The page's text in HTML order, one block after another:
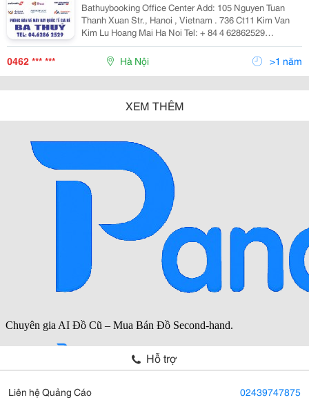
Bathuybooking Office Center Add: 105 Nguyen Tuan
Thanh Xuan Str., Hanoi , Vietnam . 736 Ct11 Kim Van
Kim Lu Hoang Mai Ha Noi Tel: + 84 4 62862529
/62862500 Fax: +84 4 62862529 Cell Phone: + 84
972.958.782 + 84 982.419.779 Email: Phongv
0462 *** *** Hà Nội >1 năm
XEM THÊM
Hỗ trợ
Liên hệ Quảng Cáo 02439747875